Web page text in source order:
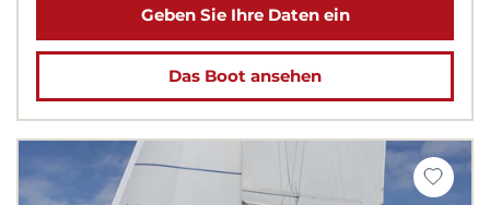
Geben Sie Ihre Daten ein
Das Boot ansehen